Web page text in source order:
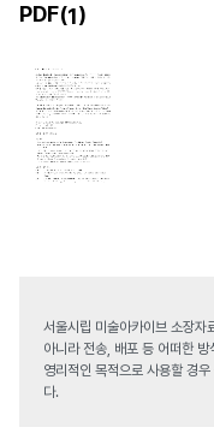
PDF(1)
서울시립 미술아카이브 소장자
아니라 전송, 배포 등 어떠한 방
영리적인 목적으로 사용할 경
다.